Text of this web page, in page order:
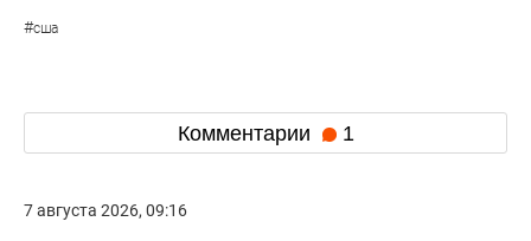
#сша
Комментарии 1
7 августа 2026, 09:16